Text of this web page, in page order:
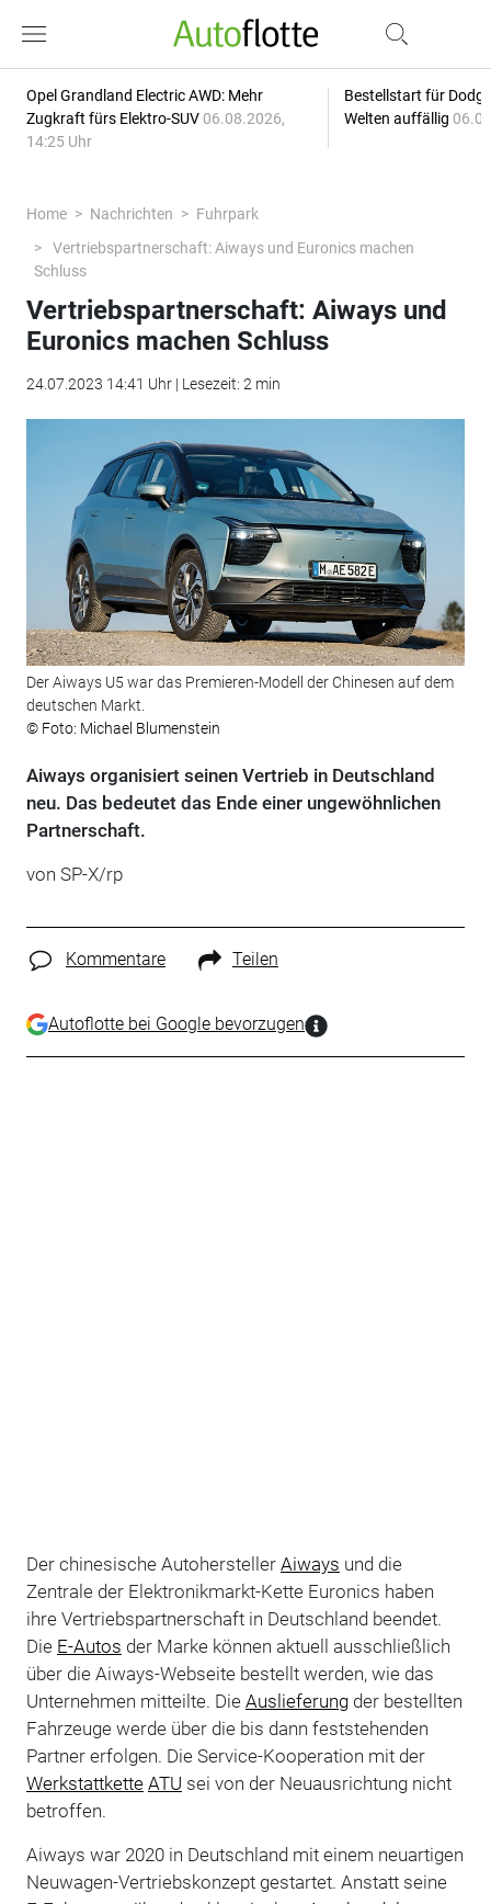
Opel Grandland Electric AWD: Mehr
Zugkraft fürs Elektro-SUV 06.08.2026,
14:25 Uhr
Bestellstart für
Welten auffällig
Home Nachrichten
Fuhrpark
Vertriebspartnerschaft: Aiways und Euronics machen
Schluss
Vertriebspartnerschaft: Aiways und
Euronics machen Schluss
24.07.2023 14:41 Uhr | Lesezeit: 2 min
Der Aiways U5 war das Premieren-Modell der Chinesen auf dem
deutschen Markt.
© Foto: Michael Blumenstein
Aiways organisiert seinen Vertrieb in Deutschland
neu. Das bedeutet das Ende einer ungewöhnlichen
Partnerschaft.
von SP-X/rp
Kommentare Teilen
Autoflotte bei Google bevorzugen
Der chinesische Autohersteller Aiways und die
Zentrale der Elektronikmarkt-Kette Euronics haben
ihre Vertriebspartnerschaft in Deutschland beendet.
Die E-Autos der Marke können aktuell ausschließlich
über die Aiways-Webseite bestellt werden, wie das
Unternehmen mitteilte. Die Auslieferungder bestellten
Fahrzeuge werde über die bis dann feststehenden
Partner erfolgen. Die Service-Kooperation mit der
Werkstattkette ATU sei von der Neuausrichtung nicht
betroffen.
Aiways war 2020 in Deutschland mit einem neuartigen
Neuwagen-Vertriebskonzept gestartet. Anstatt seine